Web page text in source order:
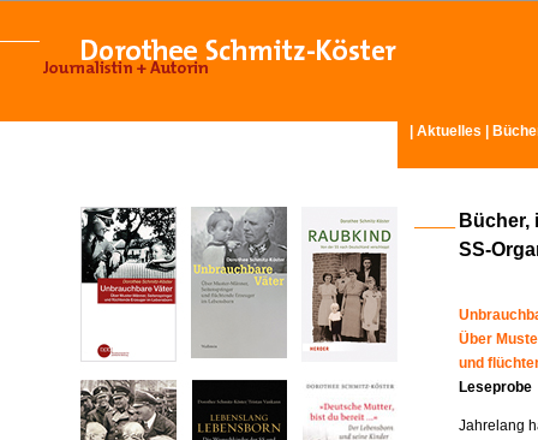
Aktuelles
Bücher,
SS-
Über
und
Leseprobe
Jahrelang